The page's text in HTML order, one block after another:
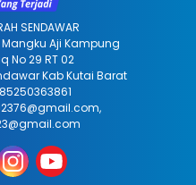
SENDAWAR
Aji Kampung
No 29 RT 02
Kab Kutai Barat